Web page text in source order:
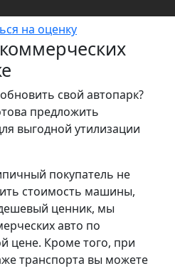
на оценку
свой автопарк?
предложить
выгодной утилизации
покупатель не
стоимость машины,
ценник, мы
авто по
цене. Кроме того, при
транспорта вы можете